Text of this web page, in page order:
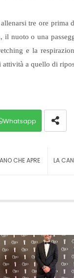
tre ore prima
nuoto o una
e la
attività a quello di
Whatsapp
LA
CHE APRE